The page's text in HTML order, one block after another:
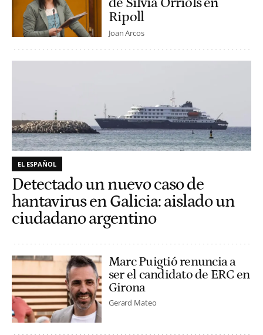
de Sílvia Orriols en
Ripoll
Joan Arcos
EL ESPAÑOL
Detectado un nuevo caso de
hantavirus en Galicia: aislado un
ciudadano argentino
Marc Puigtió renuncia a
ser el candidato de ERC en
Girona
Gerard Mateo